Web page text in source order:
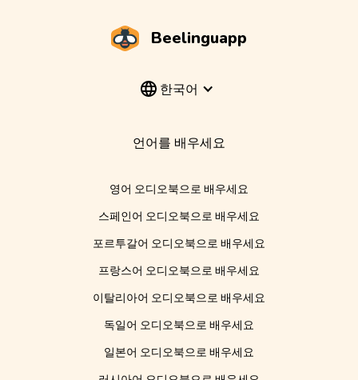
Beelinguapp
한국어
언어를 배우세요
영어 오디오북으로 배우세요
스페인어 오디오북으로 배우세요
포르투갈어 오디오북으로 배우세요
프랑스어 오디오북으로 배우세요
이탈리아어 오디오북으로 배우세요
독일어 오디오북으로 배우세요
일본어 오디오북으로 배우세요